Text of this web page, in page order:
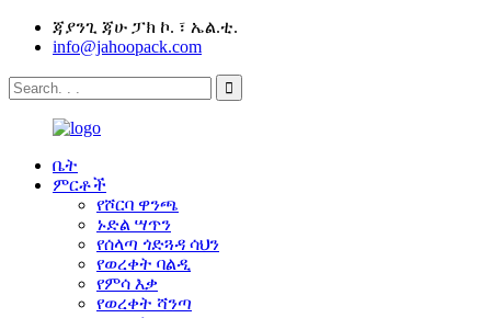
ጃያንጊ ጃሁ ፓክ ኮ. ፣ ኤል.ቲ.
info@jahoopack.com
ቤት
ምርቶች
የሾርባ ዋንጫ
ኑድል ሣጥን
የሰላጣ ጎድጓዳ ሳህን
የወረቀት ባልዲ
የምሳ እቃ
የወረቀት ሻንጣ